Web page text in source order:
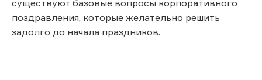
существуют базовые вопросы корпоративного
поздравления, которые желательно решить
задолго до начала праздников.